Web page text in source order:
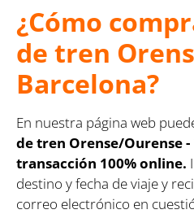
¿Cómo
de tren
Barcelona?
En nuestra página web
de tren Orense/Ourense
transacción 100% online.
destino y fecha de viaje y
correo electrónico en